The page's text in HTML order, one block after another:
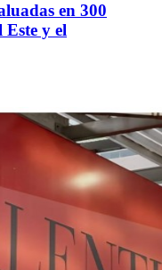
en 300
Este y el